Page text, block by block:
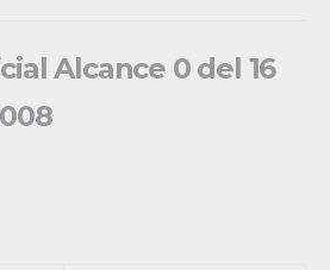
Alcance 0 del 16